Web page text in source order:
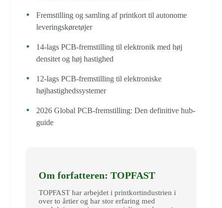
Fremstilling og samling af printkort til autonome
leveringskøretøjer
14-lags PCB-fremstilling til elektronik med høj
densitet og høj hastighed
12-lags PCB-fremstilling til elektroniske
højhastighedssystemer
2026 Global PCB-fremstilling: Den definitive hub-
guide
Om forfatteren: TOPFAST
TOPFAST har arbejdet i printkortindustrien i
over to årtier og har stor erfaring med